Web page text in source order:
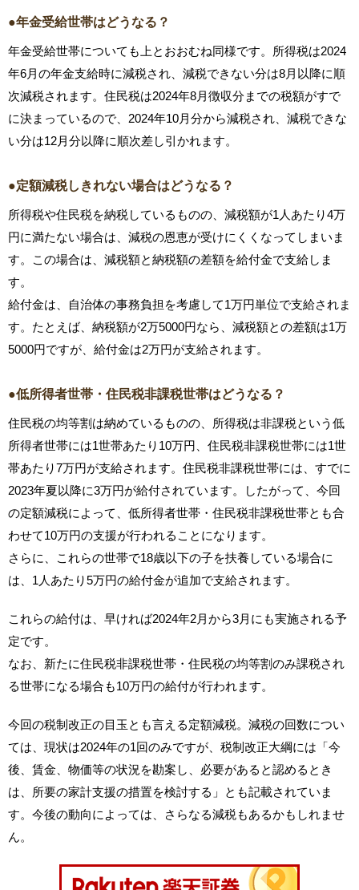
●年金受給世帯はどうなる？
年金受給世帯についても上とおおむね同様です。所得税は2024
年6月の年金支給時に減税され、減税できない分は8月以降に順
次減税されます。住民税は2024年8月徴収分までの税額がすで
に決まっているので、2024年10月分から減税され、減税できな
い分は12月分以降に順次差し引かれます。
●定額減税しきれない場合はどうなる？
所得税や住民税を納税しているものの、減税額が1人あたり4万
円に満たない場合は、減税の恩恵が受けにくくなってしまいま
す。この場合は、減税額と納税額の差額を給付金で支給しま
す。
給付金は、自治体の事務負担を考慮して1万円単位で支給されま
す。たとえば、納税額が2万5000円なら、減税額との差額は1万
5000円ですが、給付金は2万円が支給されます。
●低所得者世帯・住民税非課税世帯はどうなる？
住民税の均等割は納めているものの、所得税は非課税という低
所得者世帯には1世帯あたり10万円、住民税非課税世帯には1世
帯あたり7万円が支給されます。住民税非課税世帯には、すでに
2023年夏以降に3万円が給付されています。したがって、今回
の定額減税によって、低所得者世帯・住民税非課税世帯とも合
わせて10万円の支援が行われることになります。
さらに、これらの世帯で18歳以下の子を扶養している場合に
は、1人あたり5万円の給付金が追加で支給されます。
これらの給付は、早ければ2024年2月から3月にも実施される予
定です。
なお、新たに住民税非課税世帯・住民税の均等割のみ課税され
る世帯になる場合も10万円の給付が行われます。
今回の税制改正の目玉とも言える定額減税。減税の回数につい
ては、現状は2024年の1回のみですが、税制改正大綱には「今
後、賃金、物価等の状況を勘案し、必要があると認めるとき
は、所要の家計支援の措置を検討する」とも記載されていま
す。今後の動向によっては、さらなる減税もあるかもしれませ
ん。